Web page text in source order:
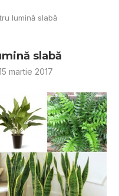
lumină slabă
slabă
martie 2017